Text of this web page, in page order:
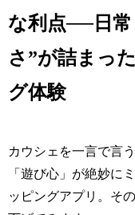
な利点──日常
さ”が詰まっ
グ体験
カウシェを一言で言
「遊び心」が絶妙に
ッピングアプリ。そ